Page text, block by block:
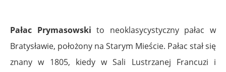
Pałac Prymasowski to neoklasycystyczny pałac w
Bratysławie, położony na Starym Mieście. Pałac stał się
znany w 1805, kiedy w Sali Lustrzanej Francuzi i